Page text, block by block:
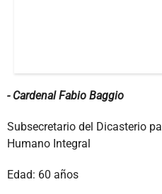
- Cardenal Fabio Baggio
Subsecretario del Dicasterio
Humano Integral
Edad: 60 años